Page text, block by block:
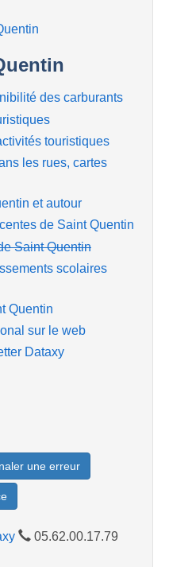
des carburants
touristiques
les rues, cartes
et autour
de Saint Quentin
Saint Quentin
scolaires
Quentin
sur le web
Dataxy
une erreur
05.62.00.17.79